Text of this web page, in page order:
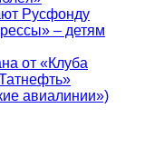
Русфонду
– детям
от «Клуба
авиалинии»)